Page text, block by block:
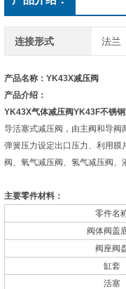
连接形式 法兰
产品名称： YK43X减压阀
产品介绍：
YK43X气体减压阀YK43F不锈
导活塞式减压阀，由主阀和导阀
弹簧压力设定出口压力、利用膜
阀、氧气减压阀、氢气减压阀、
主要零件材料：
零件名
阀体阀盖
阀座阀
缸套
活塞